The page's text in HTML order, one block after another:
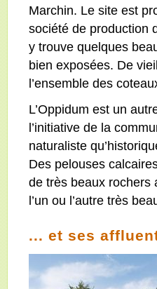
Marchin. Le site est
société de production
y trouve quelques
bien exposées. De
l’ensemble des
L’Oppidum est un
l’initiative de la
naturaliste
Des pelouses
de très beaux rochers
l’un ou l’autre très
... et ses